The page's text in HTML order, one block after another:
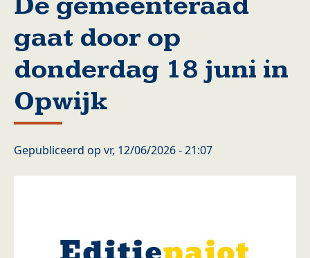
gaat door op
donderdag 18 juni in
Opwijk
Gepubliceerd op vr, 12/06/2026 - 21:07